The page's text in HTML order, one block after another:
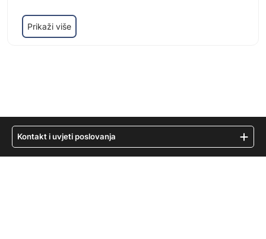
Prikaži više
Kontakt i uvjeti poslovanja